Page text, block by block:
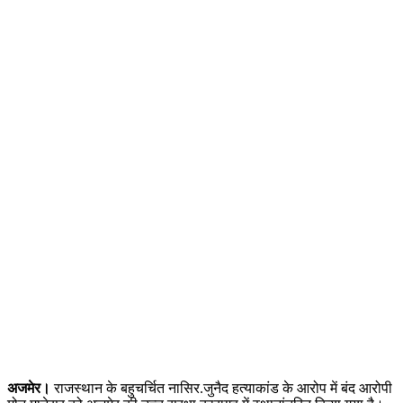
अजमेर। राजस्थान के बहुचर्चित नासिर.जुनैद हत्याकांड के आरोप में बंद आरोपी